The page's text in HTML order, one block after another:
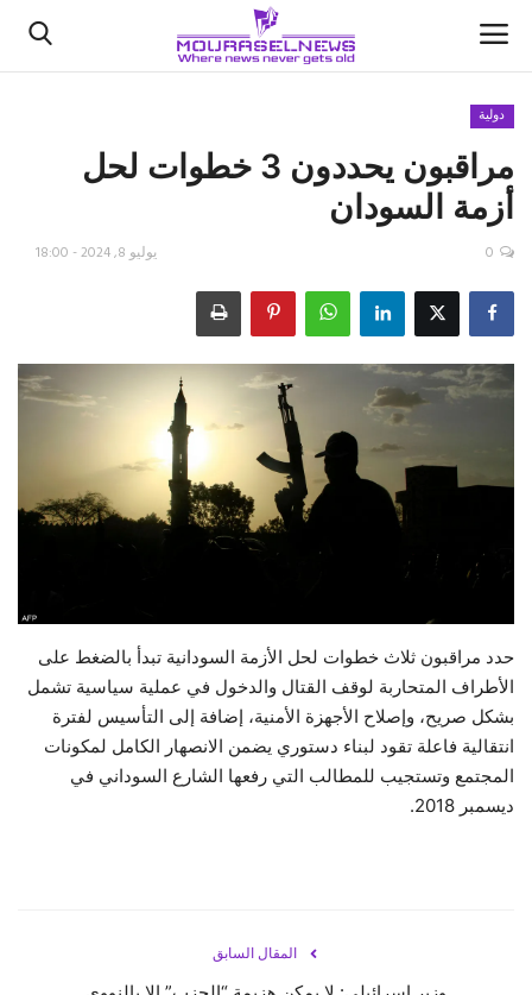
الأخبار
كتّابنا
اقتصاد
علوم وتكنولوجيا
دولية
مراقبون يحددون 3 خطوات لحل
أزمة السودان
يوليو 8, 2024 - 18:00 0
حدد مراقبون ثلاث خطوات لحل الأزمة السودانية تبدأ بالضغط على
الأطراف المتحاربة لوقف القتال والدخول في عملية سياسية تشمل
بشكل صريح، وإصلاح الأجهزة الأمنية، إضافة إلى التأسيس لفترة
انتقالية فاعلة تقود لبناء دستوري يضمن الانصهار الكامل لمكونات
المجتمع وتستجيب للمطالب التي رفعها الشارع السوداني في
ديسمبر 2018.
المقال السابق